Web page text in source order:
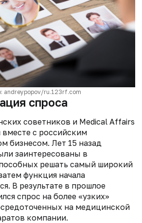
andreypopov/ru.123rf.com
спроса
советников и Medical Affairs
вместе с российским
бизнесом. Лет 15 назад
заинтересованы в
решать самый широкий
функция начала
В результате в прошлое
спрос на более «узких»
на медицинской
компании.